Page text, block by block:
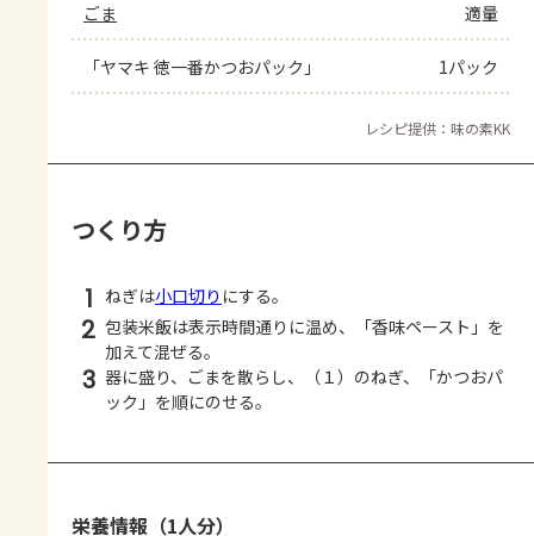
ごま 適量
「ヤマキ 徳一番かつおパック」 1パック
レシピ提供：味の素KK
つくり方
1 ねぎは小口切り にする。
2 包装米飯は表示時間通りに温め、「香味ペースト」を
加えて混ぜる。
3 器に盛り、ごまを散らし、（１）のねぎ、「かつおパ
ック」を順にのせる。
栄養情報（1人分）